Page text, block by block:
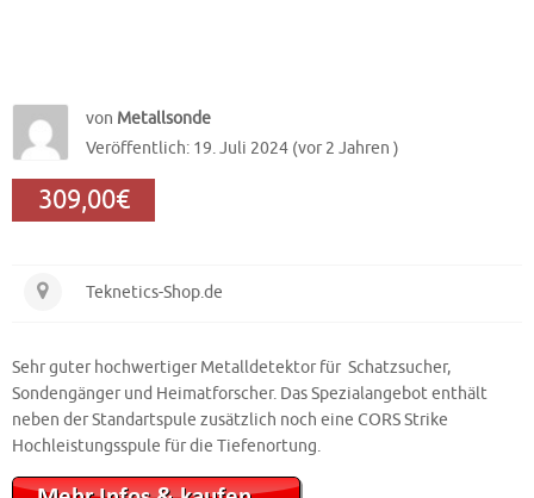
von Metallsonde
Veröffentlich: 19. Juli 2024 (vor 2 Jahren )
309,00€
Teknetics-Shop.de
Sehr guter hochwertiger Metalldetektor für Schatzsucher,
Sondengänger und Heimatforscher. Das Spezialangebot enthält
neben der Standartspule zusätzlich noch eine CORS Strike
Hochleistungsspule für die Tiefenortung.